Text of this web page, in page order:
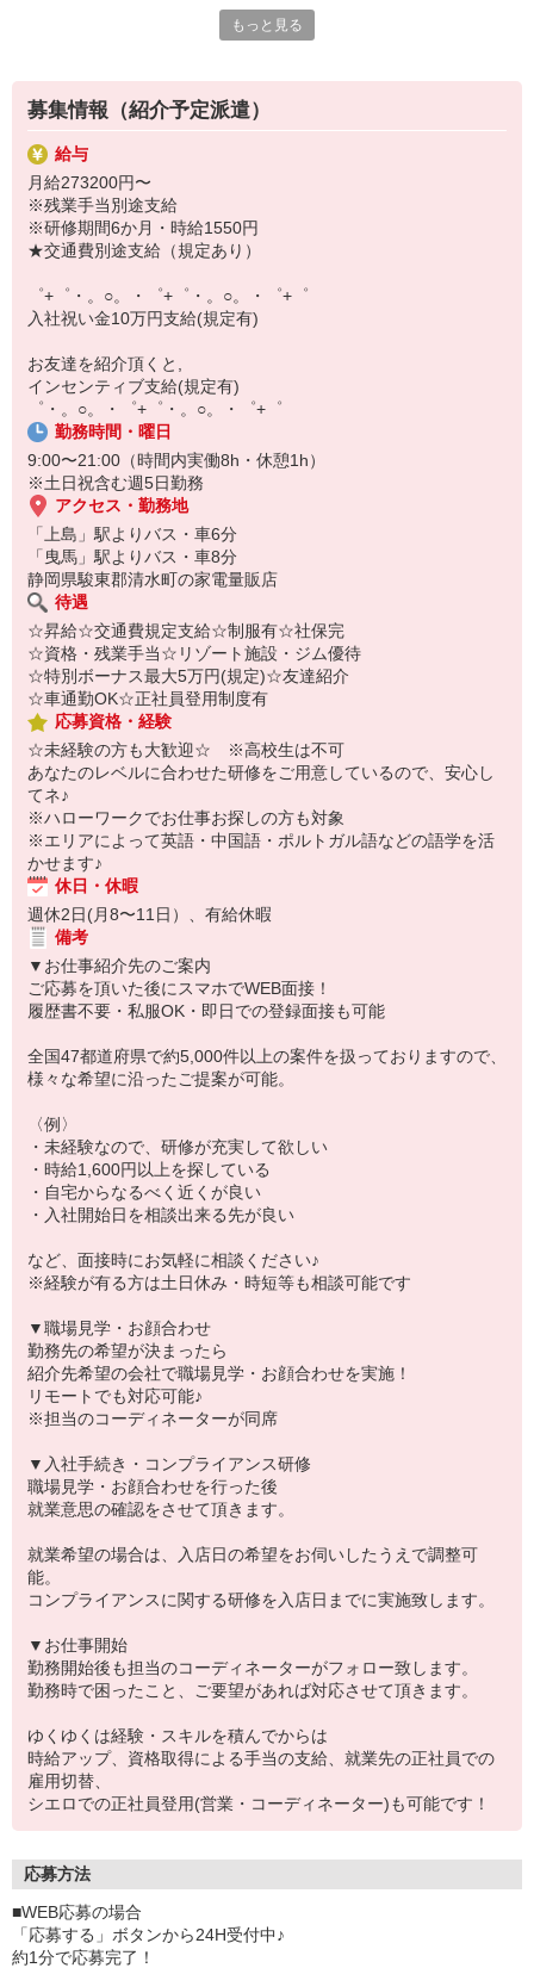
スマホの裏ワザを学べるチャンス♪
￣￣￣￣￣￣￣￣￣￣￣
▼オフィスワーク
事務、経理、データ入力、コールセンター、受付
▼工場・製造・軽作業系
機械/食品製造・梱包・仕分け・加工・組立・検査
▼美容系
眉毛サロンのアイブロウ・ネイリスト・エステ
▼営業・販売
法人営業・アパレル販売・個別指導塾・人材紹介
▼人気案件も多数♪
短期・期間限定・オープニング・官公庁案件
上場/優良/大手企業など
【スマホ面接実施中】
￣￣￣￣￣￣￣￣￣
自宅に居ながらスマホでカンタン面接OK！
オンライン面談なのでスピード対応。
満足度◎
■携帯やインターネット販売業務
docomo(ドコモ)/au(エーユー)・KDDI/softbank(ソフトバンク)など
の大手キャリアから
ワイモバイル(Y!mobille)、楽天モバイル、UQなど格安スマホまで幅
広く紹介可能♪
人気のApple（アップル）店舗もございます！
もっと見る
募集情報（紹介予定派遣）
給与
月給273200円〜
※残業手当別途支給
※研修期間6か月・時給1550円
★交通費別途支給（規定あり）
゜+゜・。○。・゜+゜・。○。・゜+゜
入社祝い金10万円支給(規定有)
お友達を紹介頂くと,
インセンティブ支給(規定有)
゜・。○。・゜+゜・。○。・゜+゜
勤務時間・曜日
9:00〜21:00（時間内実働8h・休憩1h）
※土日祝含む週5日勤務
アクセス・勤務地
「上島」駅よりバス・車6分
「曳馬」駅よりバス・車8分
静岡県駿東郡清水町の家電量販店
待遇
☆昇給☆交通費規定支給☆制服有☆社保完
☆資格・残業手当☆リゾート施設・ジム優待
☆特別ボーナス最大5万円(規定)☆友達紹介
☆車通勤OK☆正社員登用制度有
応募資格・経験
☆未経験の方も大歓迎☆ ※高校生は不可
あなたのレベルに合わせた研修をご用意しているので、安心し
てネ♪
※ハローワークでお仕事お探しの方も対象
※エリアによって英語・中国語・ポルトガル語などの語学を活
かせます♪
休日・休暇
週休2日(月8〜11日）、有給休暇
備考
▼お仕事紹介先のご案内
ご応募を頂いた後にスマホでWEB面接！
履歴書不要・私服OK・即日での登録面接も可能
全国47都道府県で約5,000件以上の案件を扱っておりますので、
様々な希望に沿ったご提案が可能。
〈例〉
・未経験なので、研修が充実して欲しい
・時給1,600円以上を探している
・自宅からなるべく近くが良い
・入社開始日を相談出来る先が良い
など、面接時にお気軽に相談ください♪
※経験が有る方は土日休み・時短等も相談可能です
▼職場見学・お顔合わせ
勤務先の希望が決まったら
紹介先希望の会社で職場見学・お顔合わせを実施！
リモートでも対応可能♪
※担当のコーディネーターが同席
▼入社手続き・コンプライアンス研修
職場見学・お顔合わせを行った後
就業意思の確認をさせて頂きます。
就業希望の場合は、入店日の希望をお伺いしたうえで調整可
能。
コンプライアンスに関する研修を入店日までに実施致します。
▼お仕事開始
勤務開始後も担当のコーディネーターがフォロー致します。
勤務時で困ったこと、ご要望があれば対応させて頂きます。
ゆくゆくは経験・スキルを積んでからは
時給アップ、資格取得による手当の支給、就業先の正社員での
雇用切替、
シエロでの正社員登用(営業・コーディネーター)も可能です！
応募方法
■WEB応募の場合
「応募する」ボタンから24H受付中♪
約1分で応募完了！